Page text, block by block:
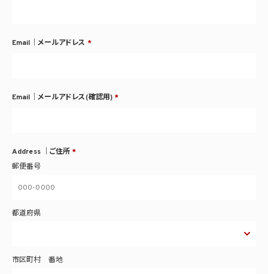
Email｜メールアドレス *
Email｜メールアドレス(確認用) *
Address ｜ご住所 *
郵便番号
都道府県
市区町村 番地